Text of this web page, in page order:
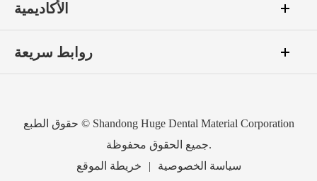
الأكاديمية
روابط سريعة
حقوق الطبع © Shandong Huge Dental Material Corporation
جميع الحقوق محفوظة.
خريطة الموقع
| سياسة الخصوصية